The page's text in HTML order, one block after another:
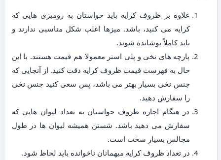
علاوه بر ظروف کرایه باید حواستان به رومیزی هایی که
کرایه می کنید، باشد. میزها اغلب شکل مناسبی ندارند و
باید کاملاً پوشانده شوند.
پارچه های نخی و پلی استر معمولا هم قیمت هستند. با این
حال به فهرست قیمت ظروف کرایه دقت کنید. از آنجایی که
جنس نخی بسیار بهتر می باشد، پس سعی کنید جنس نخی
را سفارش دهید.
در هنگام اجاره ظروف حواستان به تعداد لیوان هایی که
سفارش می دهید باشد. شستن همیشه لیوان ها در طول
مجالس بسیار سخت است.
در تعداد ظروف کرایه میهمانان ناخوانده باید لحاظ شود.